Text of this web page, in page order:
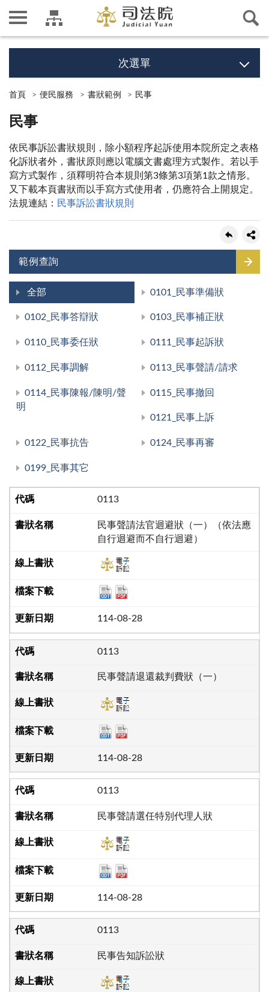
次選單
首頁 便民服務 書狀範例 民事
民事
依民事訴訟書狀規則，除小額程序起訴使用本院所定之表格
化訴狀者外，書狀原則應以電腦文書處理方式製作。若以手
寫方式製作，須釋明符合本規則第3條第3項第1款之情形。
又下載本頁書狀而以手寫方式使用者，仍應符合上開規定。
法規連結： 民事訴訟書狀規則
範例查詢
全部 0101_民事準備狀
0102_民事答辯狀 0103_民事補正狀
0110_民事委任狀 0111_民事起訴狀
0112_民事調解 0113_民事聲請/請求
0114_民事陳報/陳明/聲
明
0115_民事撤回
0121_民事上訴
0122_民事抗告 0124_民事再審
0199_民事其它
0113
民事聲請法官迴避狀（一）（依法應
自行迴避而不自行迴避）
114-08-28
0113
民事聲請退還裁判費狀（一）
114-08-28
0113
民事聲請選任特別代理人狀
114-08-28
0113
民事告知訴訟狀